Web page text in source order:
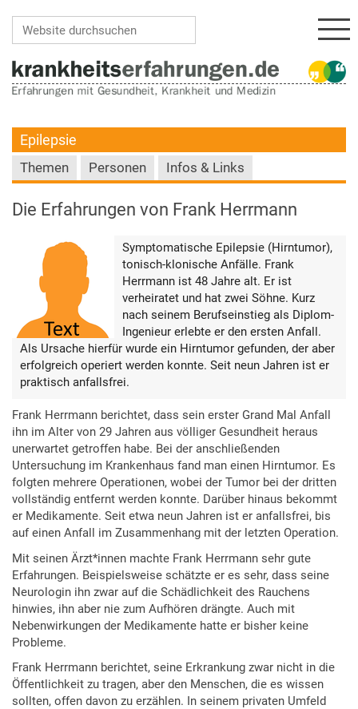
Epilepsie
Themen Personen Infos & Links
Die Erfahrungen von Frank Herrmann
Symptomatische Epilepsie (Hirntumor),
tonisch-klonische Anfälle. Frank
Herrmann ist 48 Jahre alt. Er ist
verheiratet und hat zwei Söhne. Kurz
nach seinem Berufseinstieg als Diplom-
Ingenieur erlebte er den ersten Anfall.
Als Ursache hierfür wurde ein Hirntumor gefunden, der aber
erfolgreich operiert werden konnte. Seit neun Jahren ist er
praktisch anfallsfrei.
Frank Herrmann berichtet, dass sein erster Grand Mal Anfall
ihn im Alter von 29 Jahren aus völliger Gesundheit heraus
unerwartet getroffen habe. Bei der anschließenden
Untersuchung im Krankenhaus fand man einen Hirntumor. Es
folgten mehrere Operationen, wobei der Tumor bei der dritten
vollständig entfernt werden konnte. Darüber hinaus bekommt
er Medikamente. Seit etwa neun Jahren ist er anfallsfrei, bis
auf einen Anfall im Zusammenhang mit der letzten Operation.
Mit seinen Ärzt*innen machte Frank Herrmann sehr gute
Erfahrungen. Beispielsweise schätzte er es sehr, dass seine
Neurologin ihn zwar auf die Schädlichkeit des Rauchens
hinwies, ihn aber nie zum Aufhören drängte. Auch mit
Nebenwirkungen der Medikamente hatte er bisher keine
Probleme.
Frank Herrmann berichtet, seine Erkrankung zwar nicht in die
Öffentlichkeit zu tragen, aber den Menschen, die es wissen
sollten, offen davon zu erzählen. In seinem privaten Umfeld